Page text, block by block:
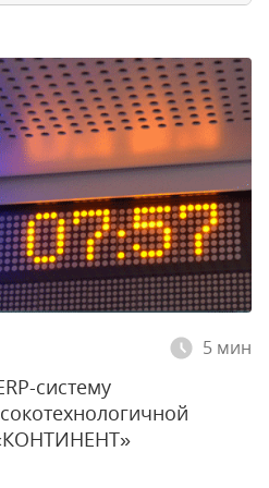
5 мин
систему